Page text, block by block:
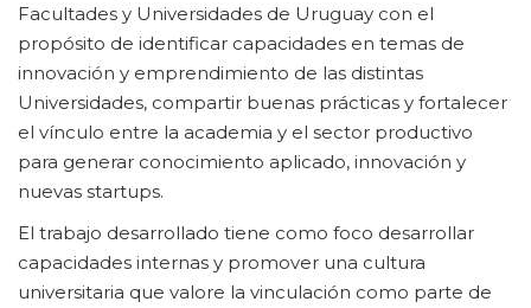
Facultades y Universidades de Uruguay con el
propósito de identificar capacidades en temas de
innovación y emprendimiento de las distintas
Universidades, compartir buenas prácticas y fortalecer
el vínculo entre la academia y el sector productivo
para generar conocimiento aplicado, innovación y
nuevas startups.
El trabajo desarrollado tiene como foco desarrollar
capacidades internas y promover una cultura
universitaria que valore la vinculación como parte de